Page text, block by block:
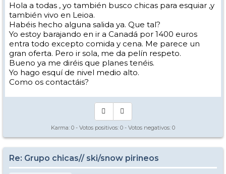
Hola a todas , yo también busco chicas para esquiar ,y
también vivo en Leioa.
Habéis hecho alguna salida ya. Que tal?
Yo estoy barajando en ir a Canadá por 1400 euros
entra todo excepto comida y cena. Me parece un
gran oferta. Pero ir sola, me da pelín respeto.
Bueno ya me diréis que planes tenéis.
Yo hago esquí de nivel medio alto.
Como os contactáis?
Karma: 0 - Votos positivos: 0 - Votos negativos: 0
Re: Grupo chicas// ski/snow pirineos